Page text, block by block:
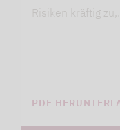
Risiken kräftig zu,…
PDF